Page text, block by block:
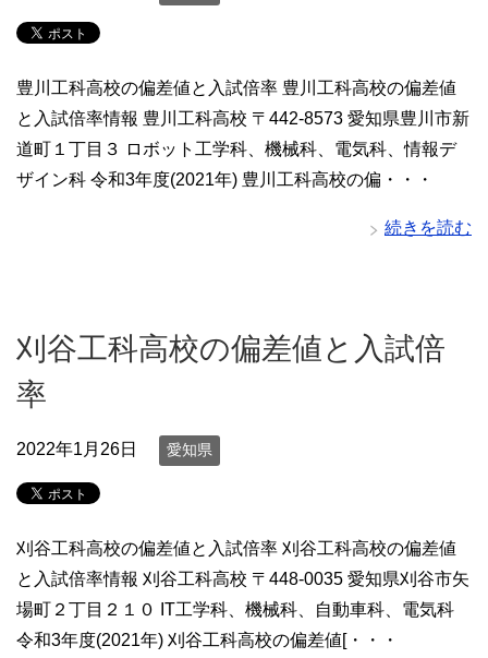
豊川工科高校の偏差値と入試倍率 豊川工科高校の偏差値
と入試倍率情報 豊川工科高校 〒442-8573 愛知県豊川市新
道町１丁目３ ロボット工学科、機械科、電気科、情報デ
ザイン科 令和3年度(2021年) 豊川工科高校の偏・・・
続きを読む
刈谷工科高校の偏差値と入試倍
率
2022年1月26日 愛知県
刈谷工科高校の偏差値と入試倍率 刈谷工科高校の偏差値
と入試倍率情報 刈谷工科高校 〒448-0035 愛知県刈谷市矢
場町２丁目２１０ IT工学科、機械科、自動車科、電気科
令和3年度(2021年) 刈谷工科高校の偏差値[・・・